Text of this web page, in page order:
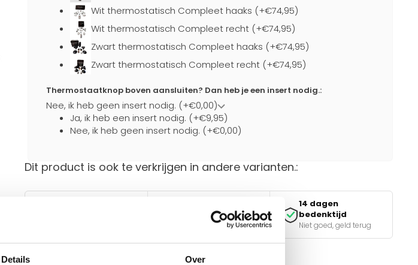
Details Over
Wit thermostatisch Compleet haaks (+€74,95)
Wit thermostatisch Compleet recht (+€74,95)
Zwart thermostatisch Compleet haaks (+€74,95)
Zwart thermostatisch Compleet recht (+€74,95)
Thermostaatknop boven aansluiten? Dan heb je een insert nodig.:
Nee, ik heb geen insert nodig. (+€0,00)
Ja, ik heb een insert nodig. (+€9,95)
Nee, ik heb geen insert nodig. (+€0,00)
Dit product is ook te verkrijgen in andere varianten.:
Veilig betalen
iDEAL, Klarna & meer
14 dagen
bedenktijd
Niet goed, geld terug